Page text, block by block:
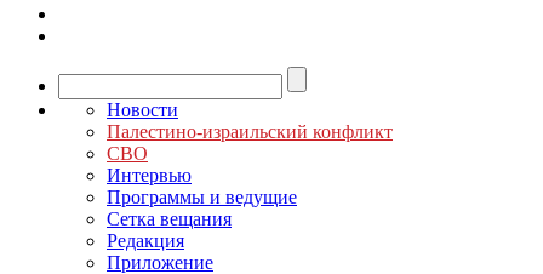
Новости
Палестино-израильский конфликт
СВО
Интервью
Программы и ведущие
Сетка вещания
Редакция
Приложение